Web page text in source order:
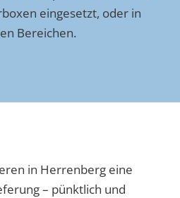
eingesetzt, oder in
Bereichen.
in Herrenberg eine
– pünktlich und